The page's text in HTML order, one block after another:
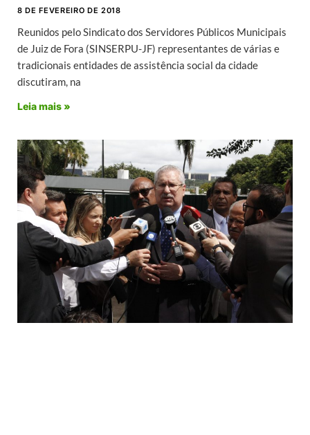
8 DE FEVEREIRO DE 2018
Reunidos pelo Sindicato dos Servidores Públicos Municipais
de Juiz de Fora (SINSERPU-JF) representantes de várias e
tradicionais entidades de assistência social da cidade
discutiram, na
Leia mais »